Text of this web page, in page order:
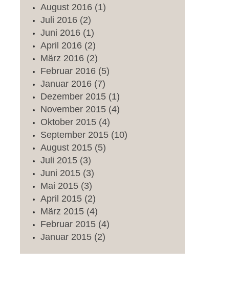
August 2016 (1)
Juli 2016 (2)
Juni 2016 (1)
April 2016 (2)
März 2016 (2)
Februar 2016 (5)
Januar 2016 (7)
Dezember 2015 (1)
November 2015 (4)
Oktober 2015 (4)
September 2015 (10)
August 2015 (5)
Juli 2015 (3)
Juni 2015 (3)
Mai 2015 (3)
April 2015 (2)
März 2015 (4)
Februar 2015 (4)
Januar 2015 (2)